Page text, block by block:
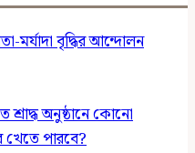
মর্যাদা বৃদ্ধির আন্দোলন
অনুষ্ঠানে কোনো
খেতে পারবে?